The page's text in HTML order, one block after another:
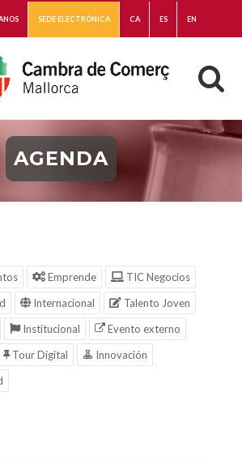
SEDE ELECTRÓNICA CA ES EN
AGENDA
Emprende
TIC Negocios
Internacional
Talento Joven
Institucional
Evento externo
Tour Digital
Innovación